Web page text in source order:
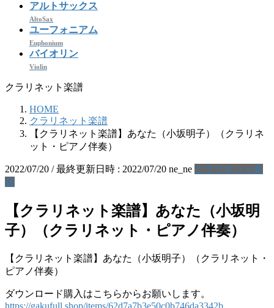
アルトサックス
AltoSax
ユーフォニアム
Euphonium
バイオリン
Violin
クラリネット楽譜
HOME
クラリネット楽譜
【クラリネット楽譜】あなた（小坂明子）（クラリネ
ット・ピアノ伴奏）
2022/07/20 / 最終更新日時 : 2022/07/20 ne_ne クラリネット楽
譜
【クラリネット楽譜】あなた（小坂明
子）（クラリネット・ピアノ伴奏）
【クラリネット楽譜】あなた（小坂明子）（クラリネット・
ピアノ伴奏）
ダウンロード購入はこちらからお願いします。
https://gakufull.shop/items/62d7a7b3e50c0b746da3342b